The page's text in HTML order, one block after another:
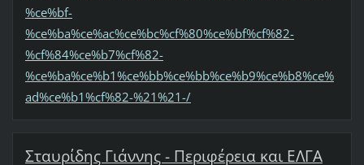
%ce%bf-
%ce%ba%ce%ac%ce%bc%cf%80%ce%bf%cf%82-
%cf%84%ce%b7%cf%82-
%ce%ba%ce%b1%ce%bb%ce%bb%ce%b9%ce%b8%ce%
ad%ce%b1%cf%82-%21%21-/
Σταυρίδης Γιάννης - Περιφέρεια και ΕΛΓΑ